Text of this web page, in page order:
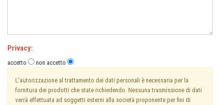
Privacy:
accetto non accetto
L'autorizzazione al trattamento dei dati personali è necessaria per la
fornitura dei prodotti che state richiedendo. Nessuna trasmissione di dati
verrà effettuata ad soggetti esterni alla società proponente per fini di